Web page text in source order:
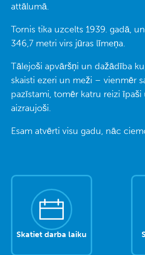
attālumā.
Tornis tika uzcelts 1939. gadā,
346,7 metri virs jūras līmeņa.
Tālejoši apvāršņi un dažādība
skaisti ezeri un meži – vienmēr
pazīstami, tomēr katru reizi īpaši
aizraujoši.
Esam atvērti visu gadu, nāc
Skatiet darba laiku